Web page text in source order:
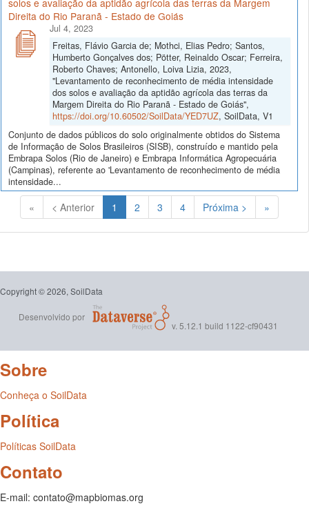
Direita do Rio Paranã - Estado de Goiás
Jul 4, 2023
Freitas, Flávio Garcia de; Mothci, Elias Pedro; Santos,
Humberto Gonçalves dos; Pötter, Reinaldo Oscar; Ferreira,
Roberto Chaves; Antonello, Loiva Lizia, 2023,
"Levantamento de reconhecimento de média intensidade
dos solos e avaliação da aptidão agrícola das terras da
Margem Direita do Rio Paranã - Estado de Goiás",
https://doi.org/10.60502/SoilData/YED7UZ, SoilData, V1
Conjunto de dados públicos do solo originalmente obtidos do Sistema
de Informação de Solos Brasileiros (SISB), construído e mantido pela
Embrapa Solos (Rio de Janeiro) e Embrapa Informática Agropecuária
(Campinas), referente ao 'Levantamento de reconhecimento de média
intensidade...
« < Anterior 1 (Atual)
2 3 4 Próxima > »
Copyright © 2026, SoilData
Desenvolvido por
v. 5.12.1 build 1122-cf90431
Sobre
Conheça o SoilData
Política
Políticas SoilData
Contato
E-mail: contato@mapbiomas.org